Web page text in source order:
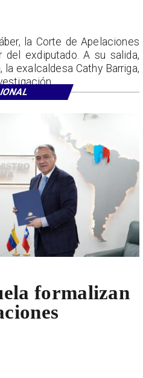
formalizan
la Corte de Apelaciones
exdiputado. A su salida,
exalcaldesa Cathy Barriga,